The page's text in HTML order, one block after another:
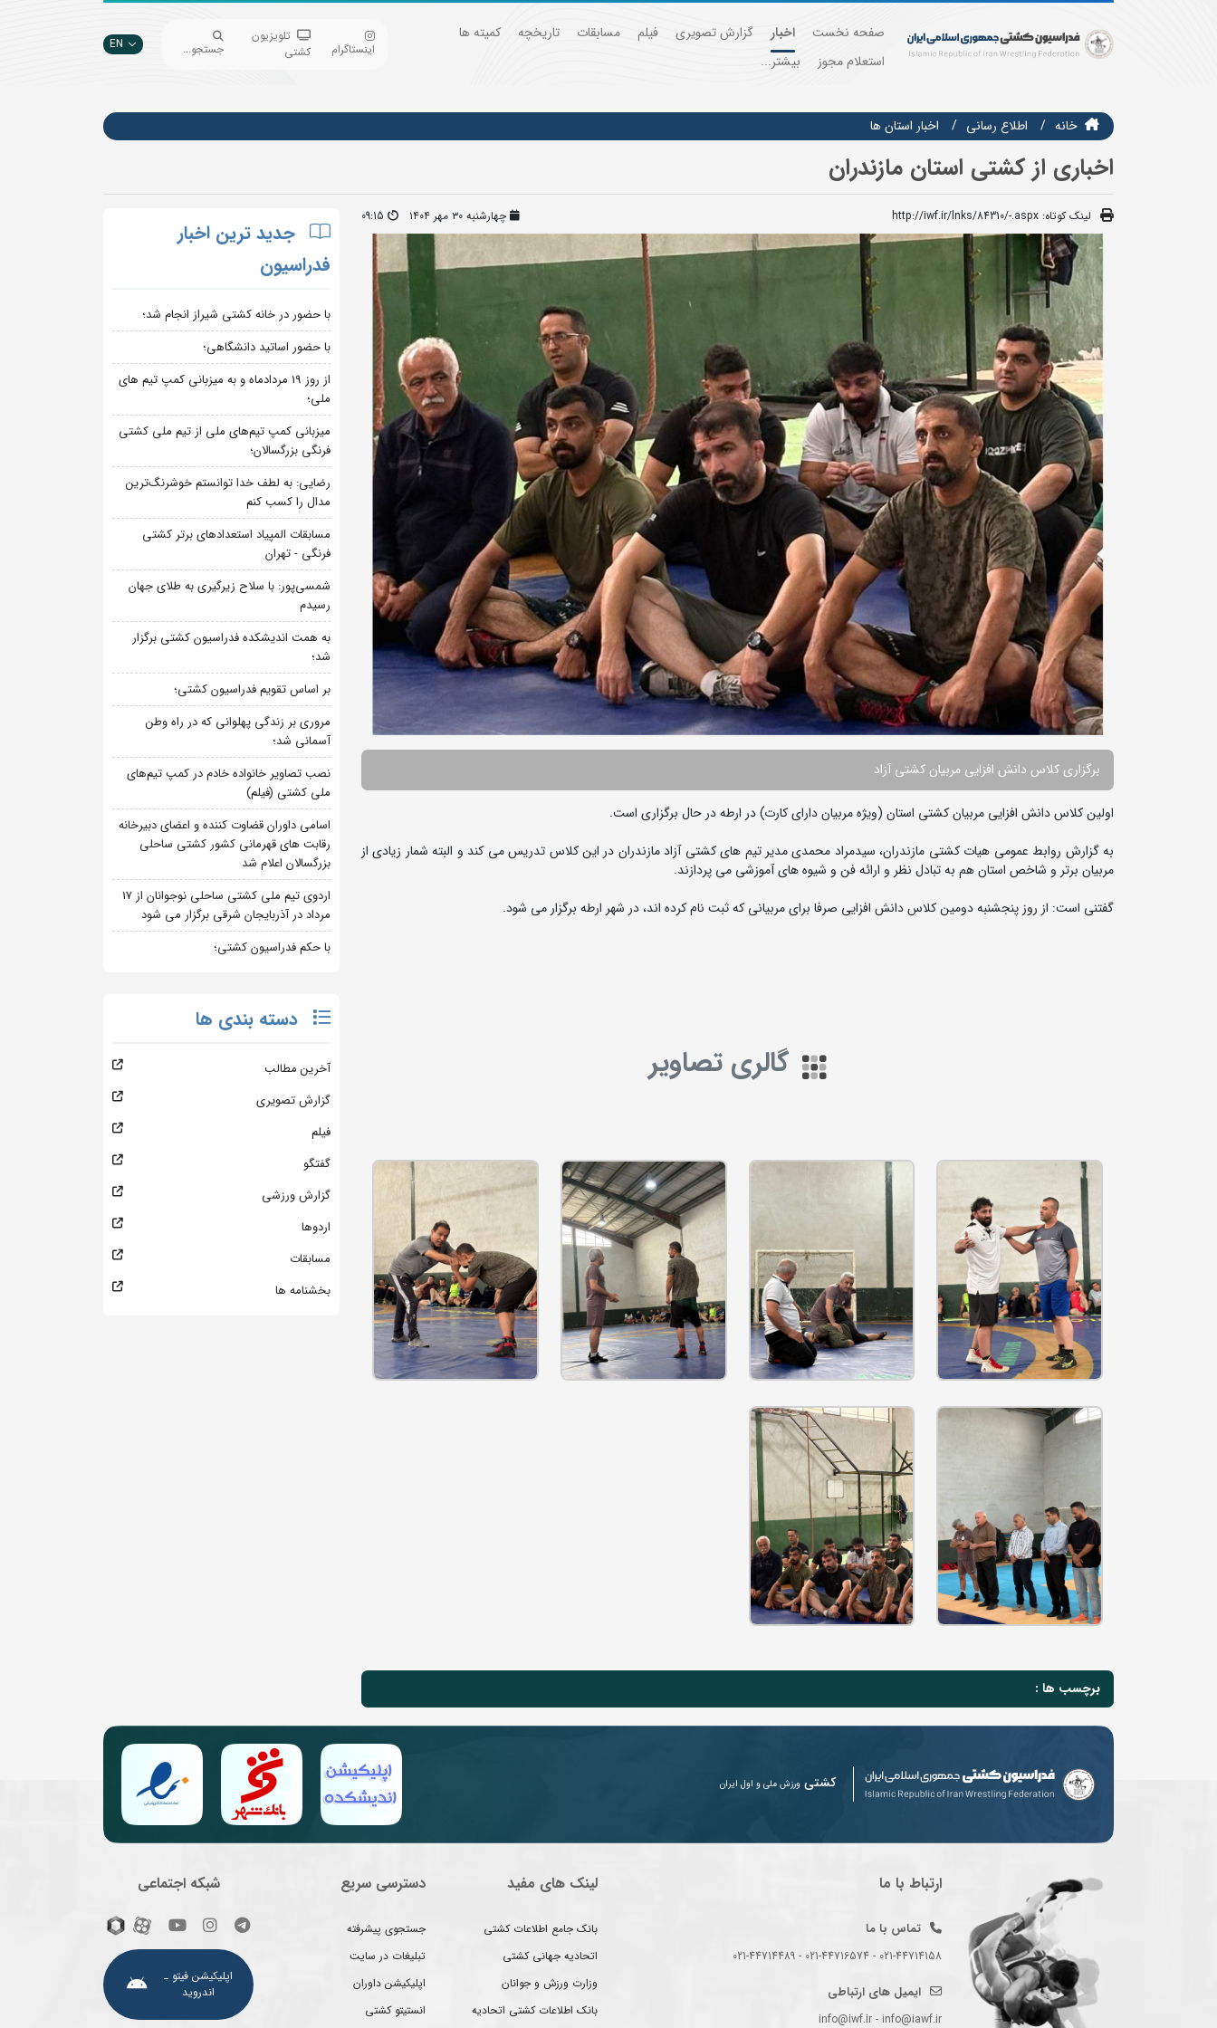
صفحه نخست اخبار گزارش تصویری فیلم مسابقات تاریخچه
کمیته ها
استعلام مجوز
بیشتر...
اینستاگرام
تلویزیون
کشتی
جستجو... EN
خانه اطلاع رسانی اخبار استان ها
اخباری از کشتی استان مازندران
لینک کوتاه: http://iwf.ir/lnks/84310/-.aspx چهارشنبه ۳۰ مهر ۱۴۰۴ 09:15
برگزاری کلاس دانش افزایی مربیان کشتی آزاد
اولین کلاس دانش افزایی مربیان کشتی استان (ویژه مربیان دارای کارت) در ارطه در حال برگزاری است.
به گزارش روابط عمومی هیات کشتی مازندران، سیدمراد محمدی مدیر تیم های کشتی آزاد مازندران در این کلاس تدریس می کند و البته شمار زیادی از
مربیان برتر و شاخص استان هم به تبادل نظر و ارائه فن و شیوه های آموزشی می پردازند.
گفتنی است: از روز پنجشنبه دومین کلاس دانش افزایی صرفا برای مربیانی که ثبت نام کرده اند، در شهر ارطه برگزار می شود.
گالری تصاویر
برچسب ها :
جدید ترین اخبار
فدراسیون
با حضور در خانه کشتی شیراز انجام شد؛
با حضور اساتید دانشگاهی؛
از روز 19 مردادماه و به میزبانی کمپ تیم های
ملی؛
میزبانی کمپ تیم‌های ملی از تیم ملی کشتی
فرنگی بزرگسالان؛
رضایی: به لطف خدا توانستم خوشرنگ‌ترین
مدال را کسب کنم
مسابقات المپیاد استعدادهای برتر کشتی
فرنگی - تهران
شمسی‌پور: با سلاح زیرگیری به طلای جهان
رسیدم
به همت اندیشکده فدراسیون کشتی برگزار
شد؛
بر اساس تقویم فدراسیون کشتی؛
مروری بر زندگی پهلوانی که در راه وطن
آسمانی شد؛
نصب تصاویر خانواده خادم در کمپ تیم‌های
ملی کشتی (فیلم)
اسامی داوران قضاوت کننده و اعضای دبیرخانه
رقابت های قهرمانی کشور کشتی ساحلی
بزرگسالان اعلام شد
اردوی تیم ملی کشتی ساحلی نوجوانان از 17
مرداد در آذربایجان شرقی برگزار می شود
با حکم فدراسیون کشتی؛
دسته بندی ها
آخرین مطالب
گزارش تصویری
فیلم
گفتگو
گزارش ورزشی
اردوها
مسابقات
بخشنامه ها
کشتی ورزش ملی و اول ایران
ارتباط با ما
تماس با ما
021-44714158 - 021-44716574 - 021-44714489
ایمیل های ارتباطی
info@iwf.ir - info@iawf.ir
لینک های مفید
بانک جامع اطلاعات کشتی
اتحادیه جهانی کشتی
وزارت ورزش و جوانان
بانک اطلاعات کشتی اتحادیه
دسترسی سریع
جستجوی پیشرفته
تبلیغات در سایت
اپلیکیشن داوران
انستیتو کشتی
شبکه اجتماعی
اپلیکیشن فیتو ـ
اندروید